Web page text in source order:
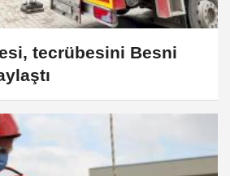
tecrübesini Besni